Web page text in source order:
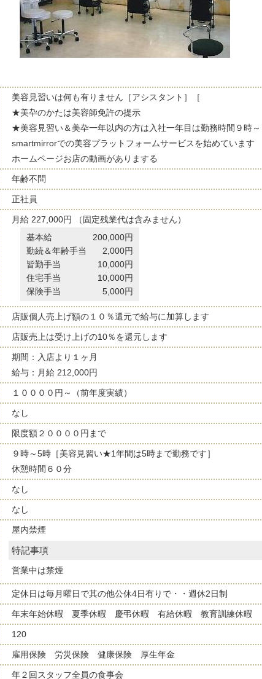
美容見習いは何も有りません［アシスタント］［
★美卆のかたは美容師免許の提示
★美容見習い＆美卆一年以内の方は入社一年目は勤務時間９時
smartmirrorでの美容プラットフォームサービスを始めています
ホームページお店の動画がありまする
年齢不問
正社員
月給 227,000円 （固定残業代は含みません）
基本給
200,000円
勤続＆年齢手当
2,000円
皆勤手当
10,000円
住宅手当
10,000円
保険手当
5,000円
店販個人売上げ額の１０％還元で給与に加算します
店販売上は受け上げの10％を還元します
期間：入店より１ヶ月
給与：月給 212,000円
１００００円～（前年度実績）
なし
限度額２００００円まで
９時～5時［美容見習い★1年間は5時まで勤務です］
休憩時間６０分
なし
なし
屋内禁煙
特記事項
営業中は禁煙
定休日は毎月曜日で其の他公休4日有りで・・週休2日制
年末年始休暇 夏季休暇 慶弔休暇 有給休暇 教育訓練休暇
120
雇用保険 労災保険 健康保険 厚生年金
年２回スタッフ全員の食事会